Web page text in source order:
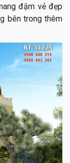
đậm vẻ đẹp
bên trong thêm